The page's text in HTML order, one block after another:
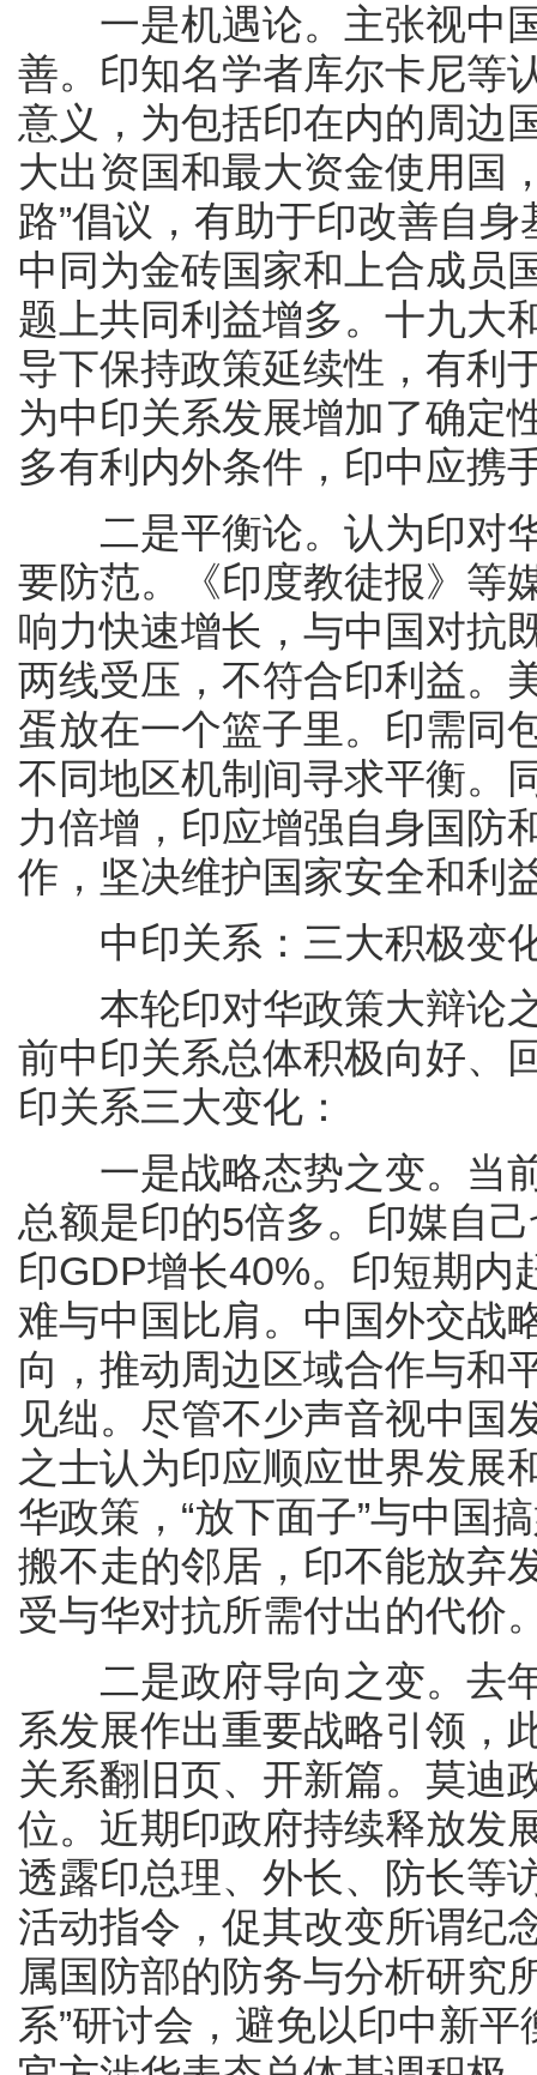
一是机遇论。主张视中国
善。印知名学者库尔卡尼等
意义，为包括印在内的周边
大出资国和最大资金使用国
路”倡议，有助于印改善自
中同为金砖国家和上合成员
题上共同利益增多。十九大
导下保持政策延续性，有利
为中印关系发展增加了确定
多有利内外条件，印中应携
二是平衡论。认为印对华
要防范。《印度教徒报》等
响力快速增长，与中国对抗
两线受压，不符合印利益。
蛋放在一个篮子里。印需同
不同地区机制间寻求平衡。
力倍增，印应增强自身国防
作，坚决维护国家安全和利
中印关系：三大积极变
本轮印对华政策大辩论之
前中印关系总体积极向好、
印关系三大变化：
一是战略态势之变。当前
总额是印的5倍多。印媒自
印GDP增长40%。印短期内
难与中国比肩。中国外交战
向，推动周边区域合作与和
见绌。尽管不少声音视中国
之士认为印应顺应世界发展
华政策，“放下面子”与中国
搬不走的邻居，印不能放弃
受与华对抗所需付出的代价
二是政府导向之变。去年
系发展作出重要战略引领，
关系翻旧页、开新篇。莫迪
位。近期印政府持续释放发
透露印总理、外长、防长等
活动指令，促其改变所谓纪
属国防部的防务与分析研究
系”研讨会，避免以印中新